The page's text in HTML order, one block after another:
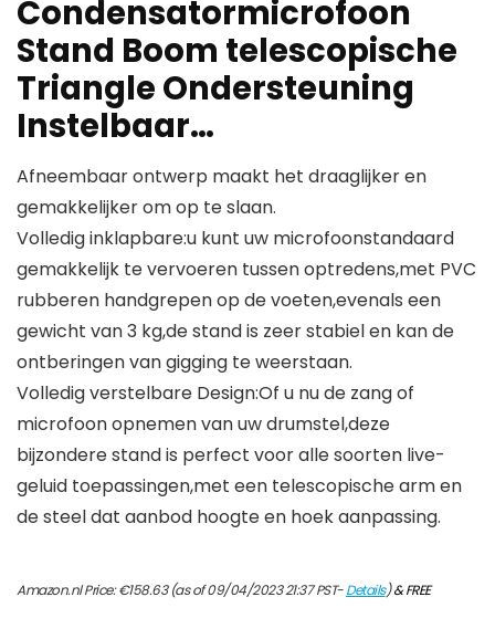
Condensatormicrofoon
Stand Boom telescopische
Triangle Ondersteuning
Instelbaar…
Afneembaar ontwerp maakt het draaglijker en
gemakkelijker om op te slaan.
Volledig inklapbare:u kunt uw microfoonstandaard
gemakkelijk te vervoeren tussen optredens,met PVC
rubberen handgrepen op de voeten,evenals een
gewicht van 3 kg,de stand is zeer stabiel en kan de
ontberingen van gigging te weerstaan.
Volledig verstelbare Design:Of u nu de zang of
microfoon opnemen van uw drumstel,deze
bijzondere stand is perfect voor alle soorten live-
geluid toepassingen,met een telescopische arm en
de steel dat aanbod hoogte en hoek aanpassing.
Amazon.nl Price:€158.63(as of 09/04/2023 21:37 PST-Details)&FREE